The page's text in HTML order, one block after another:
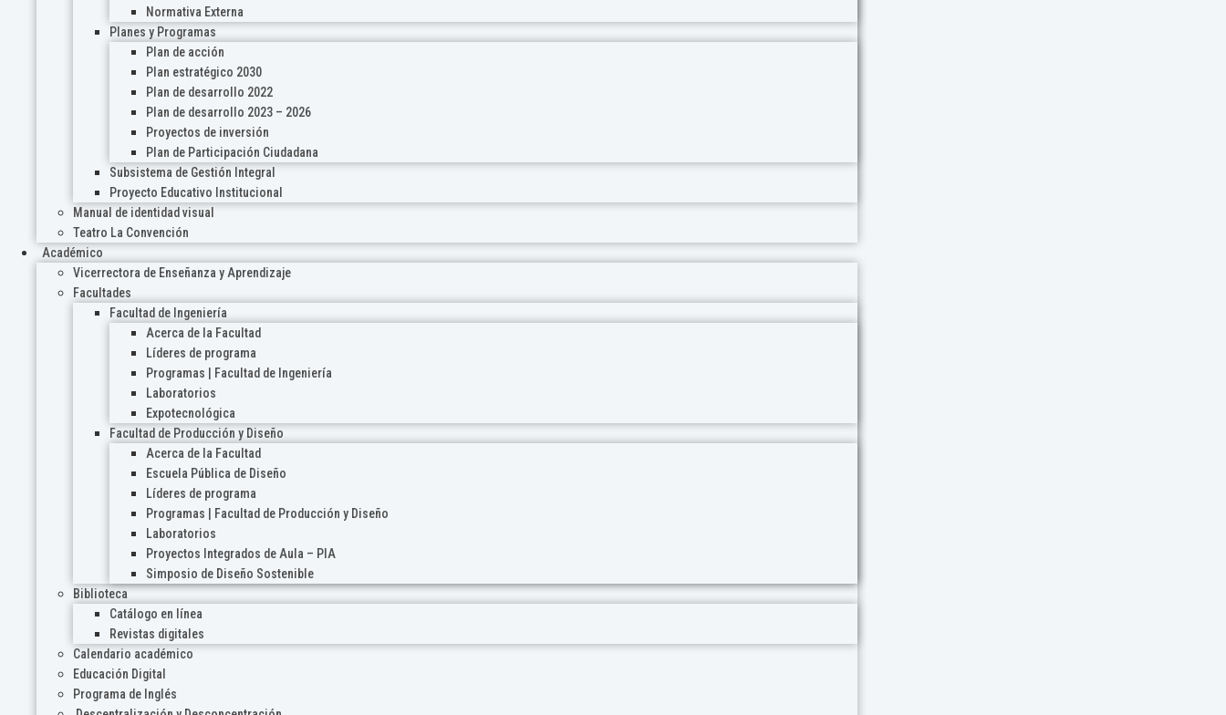
Normativa Externa
Planes y Programas
Plan de acción
Plan estratégico 2030
Plan de desarrollo 2022
Plan de desarrollo 2023 – 2026
Proyectos de inversión
Plan de Participación Ciudadana
Subsistema de Gestión Integral
Proyecto Educativo Institucional
Manual de identidad visual
Teatro La Convención
Académico
Vicerrectora de Enseñanza y Aprendizaje
Facultades
Facultad de Ingeniería
Acerca de la Facultad
Líderes de programa
Programas | Facultad de Ingeniería
Laboratorios
Expotecnológica
Facultad de Producción y Diseño
Acerca de la Facultad
Escuela Pública de Diseño
Líderes de programa
Programas | Facultad de Producción y Diseño
Laboratorios
Proyectos Integrados de Aula – PIA
Simposio de Diseño Sostenible
Biblioteca
Catálogo en línea
Revistas digitales
Calendario académico
Educación Digital
Programa de Inglés